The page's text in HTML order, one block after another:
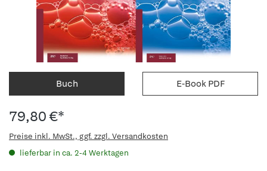
Buch E-Book PDF
79,80 €*
Preise inkl. MwSt., ggf. zzgl. Versandkosten
lieferbar in ca. 2-4 Werktagen